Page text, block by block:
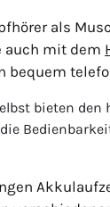
als
auch mit dem
bequem
bieten